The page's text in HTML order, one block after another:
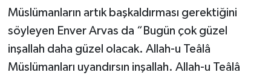
Müslümanların artık başkaldırması gerektiğini
söyleyen Enver Arvas da “Bugün çok güzel
inşallah daha güzel olacak. Allah-u Teâlâ
Müslümanları uyandırsın inşallah. Allah-u Teâlâ